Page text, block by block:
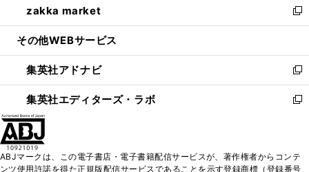
く
で
開
ド
ウ
開
く
ィ
ン
ウ
で
開
く
い
ウ
ン
ド
ウ
で
zakka market
新
し
ウ
ィ
ン
ド
く
その他WEBサービス
集英社アドナビ
新
し
い
ド
集英社エディターズ・ラボ
新
ィ
ABJマークは、この電子書店・電子書籍配信サービスが、著作権者からコンテ
ンツ使用許諾を得た正規版配信サービスであることを示す登録商標（登録番号